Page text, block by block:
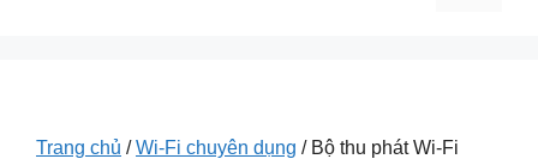
Trang chủ /Wi-Fi chuyên dụng / Bộ thu phát Wi-Fi